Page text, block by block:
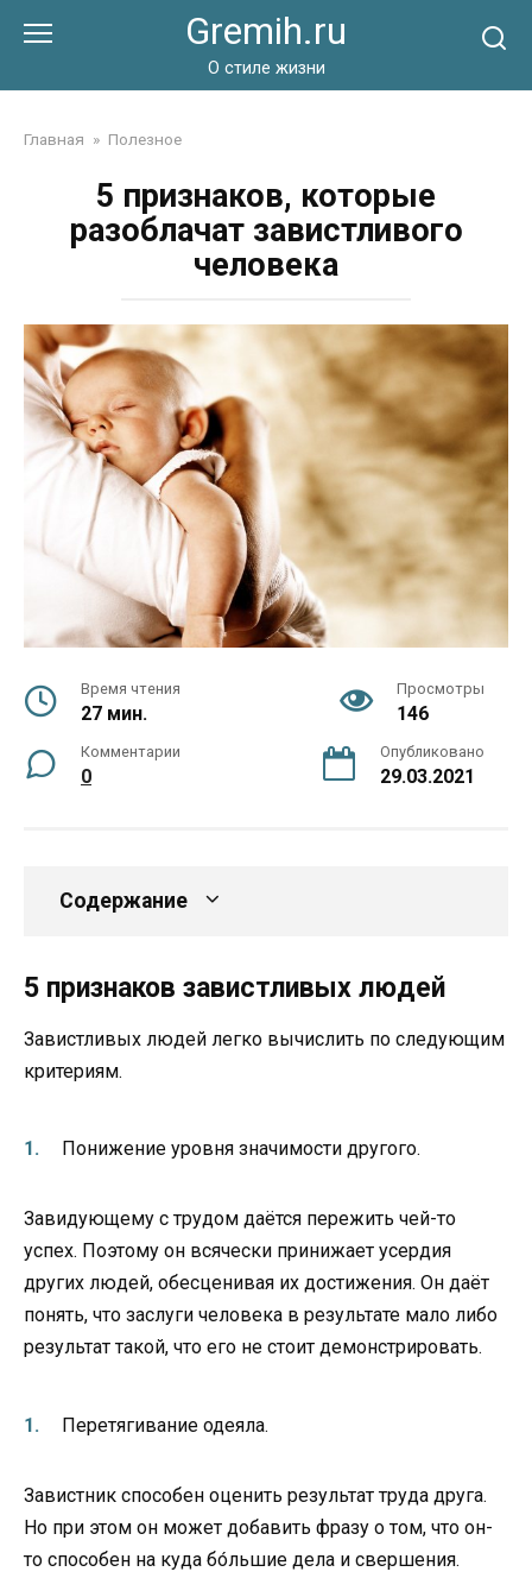
Gremih.ru
О стиле жизни
Главная » Полезное
5 признаков, которые
разоблачат завистливого
человека
Время чтения
27 мин.
Просмотры
146
Комментарии
0
Опубликовано
29.03.2021
Содержание
5 признаков завистливых людей
Завистливых людей легко вычислить по следующим
критериям.
Понижение уровня значимости другого.
Завидующему с трудом даётся пережить чей-то
успех. Поэтому он всячески принижает усердия
других людей, обесценивая их достижения. Он даёт
понять, что заслуги человека в результате мало либо
результат такой, что его не стоит демонстрировать.
Перетягивание одеяла.
Завистник способен оценить результат труда друга.
Но при этом он может добавить фразу о том, что он-
то способен на куда бо́льшие дела и свершения.